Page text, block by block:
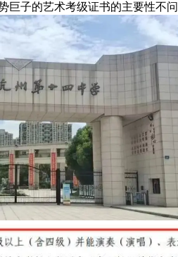
巨子的艺术考级证书的主要性不